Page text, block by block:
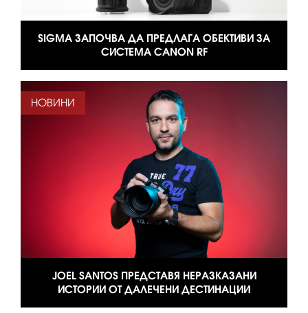
SIGMA ЗАПОЧВА ДА ПРЕДЛАГА ОБЕКТИВИ ЗА
СИСТЕМА CANON RF
JOEL SANTOS ПРЕДСТАВЯ НЕРАЗКАЗАНИ
ИСТОРИИ ОТ ДАЛЕЧЕНИ ДЕСТИНАЦИИ
НОВИНИ